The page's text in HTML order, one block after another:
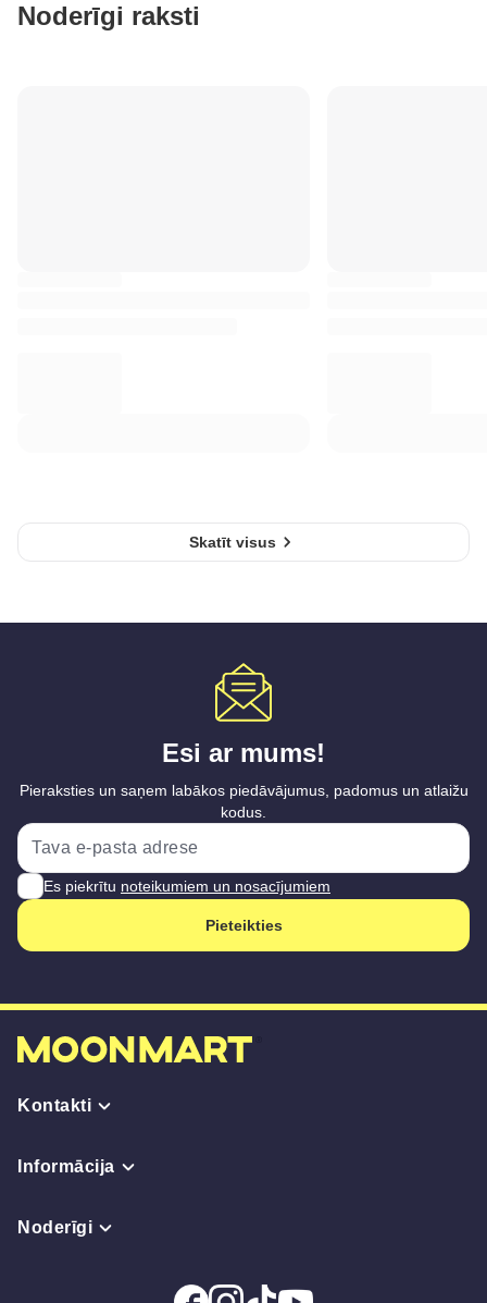
Noderīgi raksti
Skatīt visus
Esi ar mums!
Pieraksties un saņem labākos piedāvājumus, padomus un atlaižu
kodus.
Es piekrītu noteikumiem un nosacījumiem
Pieteikties
Kontakti
Informācija
Noderīgi